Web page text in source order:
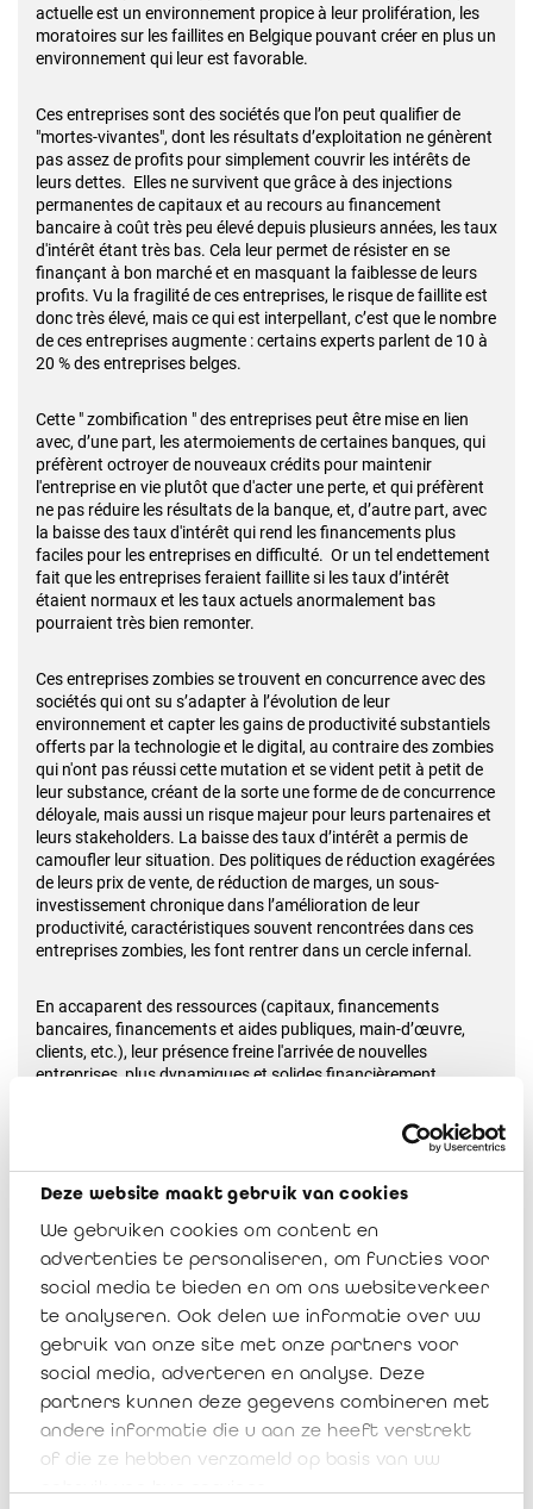
Deze website maakt gebruik van cookies
We gebruiken cookies om content en
advertenties te personaliseren, om functies voor
social media te bieden en om ons websiteverkeer
te analyseren. Ook delen we informatie over uw
gebruik van onze site met onze partners voor
social media, adverteren en analyse. Deze
partners kunnen deze gegevens combineren met
andere informatie die u aan ze heeft verstrekt
of die ze hebben verzameld op basis van uw
actuelle est un environnement propice à leur prolifération, les
moratoires sur les faillites en Belgique pouvant créer en plus un
environnement qui leur est favorable.
Ces entreprises sont des sociétés que l’on peut qualifier de
"mortes-vivantes", dont les résultats d’exploitation ne génèrent
pas assez de profits pour simplement couvrir les intérêts de
leurs dettes. Elles ne survivent que grâce à des injections
permanentes de capitaux et au recours au financement
bancaire à coût très peu élevé depuis plusieurs années, les taux
d'intérêt étant très bas. Cela leur permet de résister en se
finançant à bon marché et en masquant la faiblesse de leurs
profits. Vu la fragilité de ces entreprises, le risque de faillite est
donc très élevé, mais ce qui est interpellant, c’est que le nombre
de ces entreprises augmente : certains experts parlent de 10 à
20 % des entreprises belges.
Cette " zombification " des entreprises peut être mise en lien
avec, d’une part, les atermoiements de certaines banques, qui
préfèrent octroyer de nouveaux crédits pour maintenir
l'entreprise en vie plutôt que d'acter une perte, et qui préfèrent
ne pas réduire les résultats de la banque, et, d’autre part, avec
la baisse des taux d'intérêt qui rend les financements plus
faciles pour les entreprises en difficulté. Or un tel endettement
fait que les entreprises feraient faillite si les taux d’intérêt
étaient normaux et les taux actuels anormalement bas
pourraient très bien remonter.
Ces entreprises zombies se trouvent en concurrence avec des
sociétés qui ont su s’adapter à l’évolution de leur
environnement et capter les gains de productivité substantiels
offerts par la technologie et le digital, au contraire des zombies
qui n'ont pas réussi cette mutation et se vident petit à petit de
leur substance, créant de la sorte une forme de de concurrence
déloyale, mais aussi un risque majeur pour leurs partenaires et
leurs stakeholders. La baisse des taux d’intérêt a permis de
camoufler leur situation. Des politiques de réduction exagérées
de leurs prix de vente, de réduction de marges, un sous-
investissement chronique dans l’amélioration de leur
productivité, caractéristiques souvent rencontrées dans ces
entreprises zombies, les font rentrer dans un cercle infernal.
En accaparent des ressources (capitaux, financements
bancaires, financements et aides publiques, main-d’œuvre,
clients, etc.), leur présence freine l'arrivée de nouvelles
entreprises, plus dynamiques et solides financièrement.
Mais cela ne concerne pas que des PME, le phénomène peut
aussi concerner de grandes, voire de très grandes entreprises,
dont l’insuffisance des capitaux propres combinée à un
recours au financement pour le moment bon marché et des
valorisations boursières stupéfiantes sans même parfois avoir
montré le moindre résultat d’exploitation positif, valorisations
dont on peut se demander le bien-fondé et qui sont à a merci
du moindre éternuement dans le monde de la finance. Cela les
rend extrêmement fragiles et sensibles à l’évolution des
marchés, sans parler des grandes interconnections entre ces
entreprises dont l’effet domino amène très vite la contagion
des difficultés de l’une vers les autres.
Même le monde bancaire n’est pas épargné : à côté des
banques à rentabilité normale, on en trouve d’autre qui ne